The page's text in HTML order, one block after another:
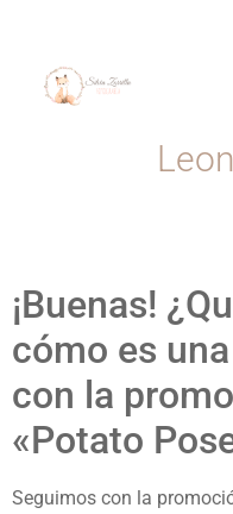
¡Buenas!
cómo es
con la
«Potato
Seguimos con la